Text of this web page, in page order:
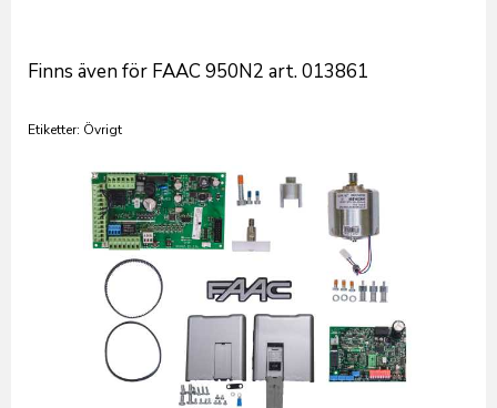
Finns även för FAAC 950N2 art. 013861
Etiketter: Övrigt